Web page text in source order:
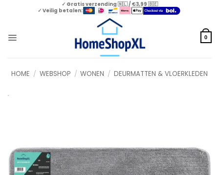
✓ Gratis verzending 🇳🇱 / €3,99 🇧🇪
✓ Veilig betalen:
0
HOME / WEBSHOP / WONEN / DEURMATTEN & VLOERKLEDEN